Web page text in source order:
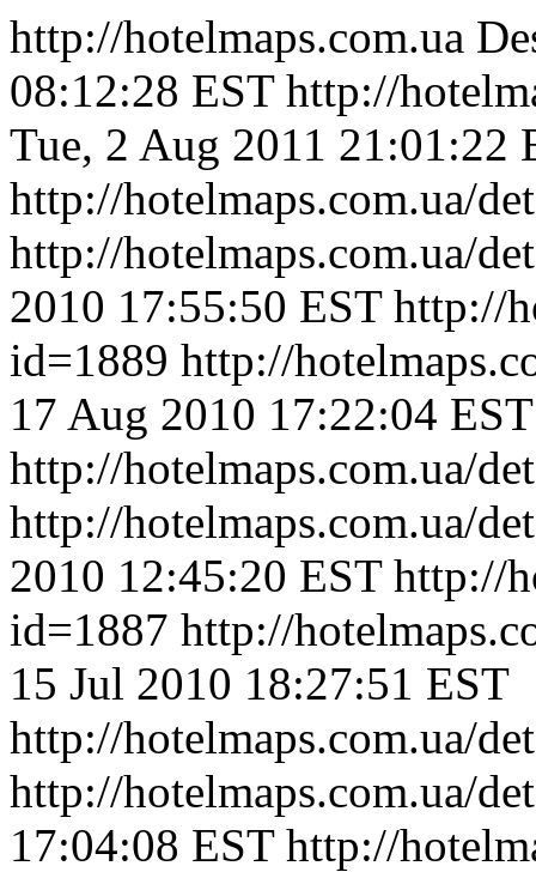
http://hotelmaps.com.ua
08:12:28 EST http://
Tue, 2 Aug 2011 21:01:22
http://hotelmaps.com.ua/
http://hotelmaps.com.ua/
2010 17:55:50 EST http://
id=1889 http://
17 Aug 2010 17:22:04 EST
http://hotelmaps.com.ua/
http://hotelmaps.com.ua/
2010 12:45:20 EST http://
id=1887 http://
15 Jul 2010 18:27:51 EST
http://hotelmaps.com.ua/
http://hotelmaps.com.ua/
17:04:08 EST http://